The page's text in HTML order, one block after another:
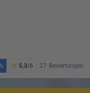
Wohnbeispiel
5,3/6 27 Bewertungen